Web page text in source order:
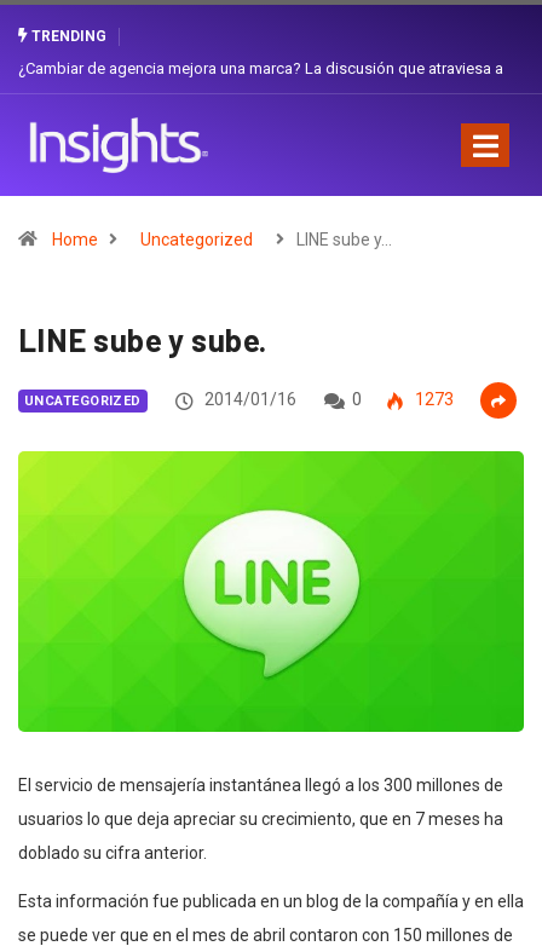
TRENDING
Gabriela Herrera y el arte de cambiarse el sombrero en Corporación
Home Uncategorized LINE sube y…
LINE sube y sube.
UNCATEGORIZED 2014/01/16 0 1273
El servicio de mensajería instantánea llegó a los 300 millones de
usuarios lo que deja apreciar su crecimiento, que en 7 meses ha
doblado su cifra anterior.
Esta información fue publicada en un blog de la compañía y en ella
se puede ver que en el mes de abril contaron con 150 millones de